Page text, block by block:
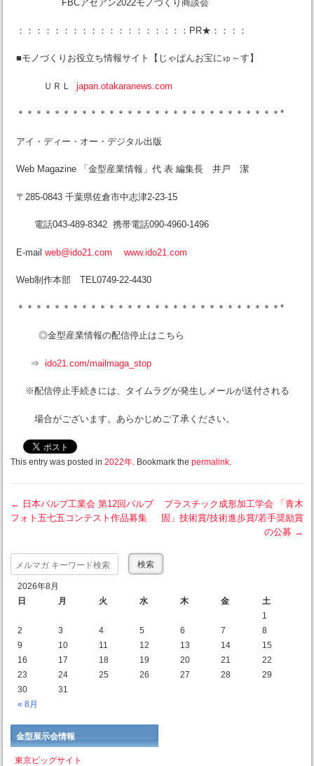
FBCアセアン2022モノづくり商談会
：：：：：：：：：：：：：：：：：：：PR★：：：：
■モノづくりお役立ち情報サイト【じゃぱんお宝にゅ～す】
ＵＲＬ japan.otakaranews.com
＊＊＊＊＊＊＊＊＊＊＊＊＊＊＊＊＊＊＊＊＊＊＊＊＊＊＊＊＊*
アイ・ディー・オー・デジタル出版
Web Magazine 「金型産業情報」代 表 編集長 井戸 潔
〒285-0843 千葉県佐倉市中志津2-23-15
電話043-489-8342 携帯電話090-4960-1496
E-mail web@ido21.com www.ido21.com
Web制作本部 TEL0749-22-4430
＊＊＊＊＊＊＊＊＊＊＊＊＊＊＊＊＊＊＊＊＊＊＊＊＊＊＊＊＊*
◎金型産業情報の配信停止はこちら
⇒ ido21.com/mailmaga_stop
※配信停止手続きには、タイムラグが発生しメールが送付される
場合がございます。あらかじめご了承ください。
This entry was posted in 2022年. Bookmark the permalink.
Post navigation
← 日本バルブ工業会 第12回バルブ
フォト五七五コンテスト作品募集
プラスチック成形加工学会 「青木
固」技術賞/技術進歩賞/若手奨励賞
の公募 →
Search
2026年8月
日
月 火 水 木 金 土
« 8月
1
2
3 4 5 6 7
8
9
10 11 12 13 14
15
16
17 18 19 20 21
22
23
24 25 26 27 28
29
30
31
金型展示会情報
東京ビッグサイト